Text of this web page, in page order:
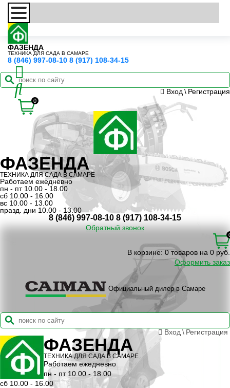
ФАЗЕНДА
ТЕХНИКА ДЛЯ САДА В САМАРЕ
8 (846) 997-08-10 8 (917) 108-34-15
0
Вход \ Регистрация
ФАЗЕНДА
ТЕХНИКА ДЛЯ САДА В САМАРЕ
Работаем ежедневно
пн - пт 10.00 - 18.00
сб 10.00 - 16.00
вс 10.00 - 13.00
празд. дни 10.00 - 13.00
8 (846) 997-08-10 8 (917) 108-34-15
Обратный звонок
В корзине: 0 товаров на 0 руб.
Оформить заказ
Официальный дилер в Самаре
Вход \ Регистрация
ФАЗЕНДА
ТЕХНИКА ДЛЯ САДА В САМАРЕ
Работаем ежедневно
пн - пт 10.00 - 18.00
сб 10.00 - 16.00